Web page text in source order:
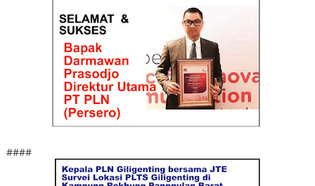
####